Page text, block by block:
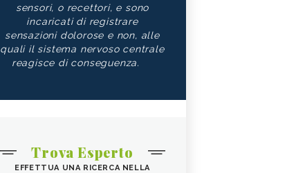
sensori, o recettori, e sono
incaricati di registrare
sensazioni dolorose e non, alle
quali il sistema nervoso centrale
reagisce di conseguenza.
Trova Esperto
EFFETTUA UNA RICERCA NELLA